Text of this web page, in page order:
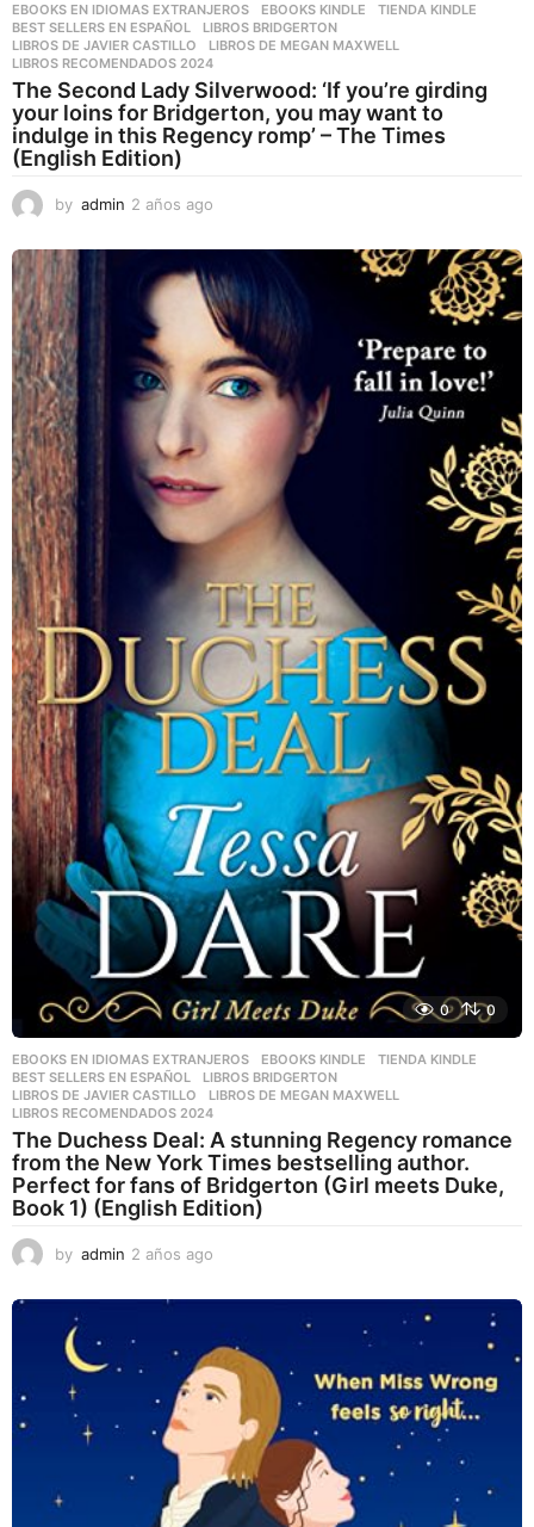
EBOOKS EN IDIOMAS EXTRANJEROS ,EBOOKS KINDLE ,TIENDA KINDLE
BEST SELLERS EN ESPAÑOL
,LIBROS BRIDGERTON
LIBROS DE JAVIER CASTILLO
,LIBROS DE MEGAN MAXWELL
LIBROS RECOMENDADOS 2024
The Second Lady Silverwood: ‘If you’re girding
your loins for Bridgerton, you may want to
indulge in this Regency romp’ – The Times
(English Edition)
by admin 2 años ago
ñ
o
s
a
g
o
0 0
EBOOKS EN IDIOMAS EXTRANJEROS ,EBOOKS KINDLE ,TIENDA KINDLE
BEST SELLERS EN ESPAÑOL
,LIBROS BRIDGERTON
LIBROS DE JAVIER CASTILLO
,LIBROS DE MEGAN MAXWELL
LIBROS RECOMENDADOS 2024
The Duchess Deal: A stunning Regency romance
from the New York Times bestselling author.
Perfect for fans of Bridgerton (Girl meets Duke,
Book 1) (English Edition)
by admin 2 años ago
ñ
s
a
g